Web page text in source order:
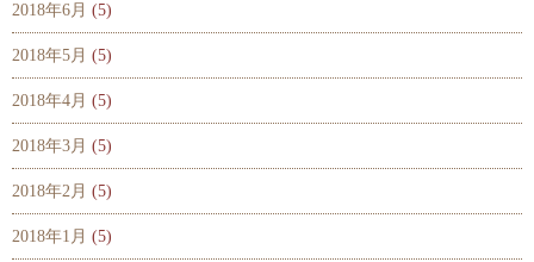
2018年6月 (5)
2018年5月 (5)
2018年4月 (5)
2018年3月 (5)
2018年2月 (5)
2018年1月 (5)